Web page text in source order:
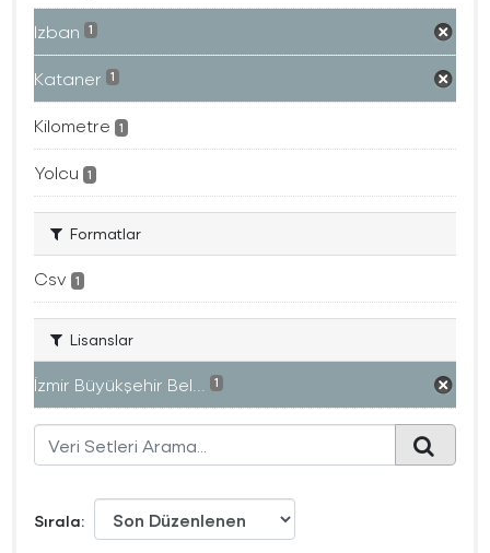
Izban 1
Kataner 1
Kilometre 1
Yolcu 1
Formatlar
Csv 1
Lisanslar
İzmir Büyükşehir Bel... 1
Sırala